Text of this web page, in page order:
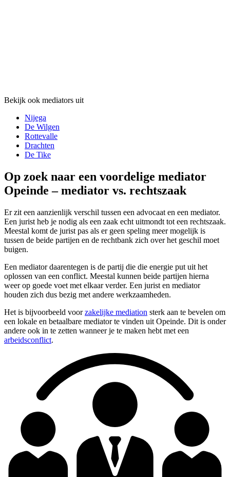
Bekijk ook mediators uit
Nijega
De Wilgen
Rottevalle
Drachten
De Tike
Op zoek naar een voordelige mediator
Opeinde – mediator vs. rechtszaak
Er zit een aanzienlijk verschil tussen een advocaat en een mediator.
Een jurist heb je nodig als een zaak echt uitmondt tot een rechtszaak.
Meestal komt de jurist pas als er geen speling meer mogelijk is
tussen de beide partijen en de rechtbank zich over het geschil moet
buigen.
Een mediator daarentegen is de partij die die energie put uit het
oplossen van een conflict. Meestal kunnen beide partijen hierna
weer op goede voet met elkaar verder. Een jurist en mediator
houden zich dus bezig met andere werkzaamheden.
Het is bijvoorbeeld voorzakelijke mediation sterk aan te bevelen om
een lokale en betaalbare mediator te vinden uit Opeinde. Dit is onder
andere ook in te zetten wanneer je te maken hebt met een
arbeidsconflict.